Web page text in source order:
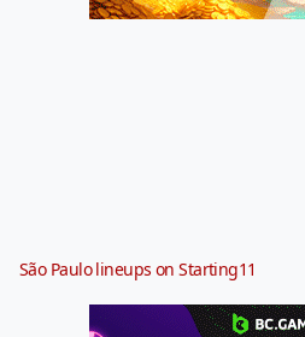
São Paulo lineups on Starting11